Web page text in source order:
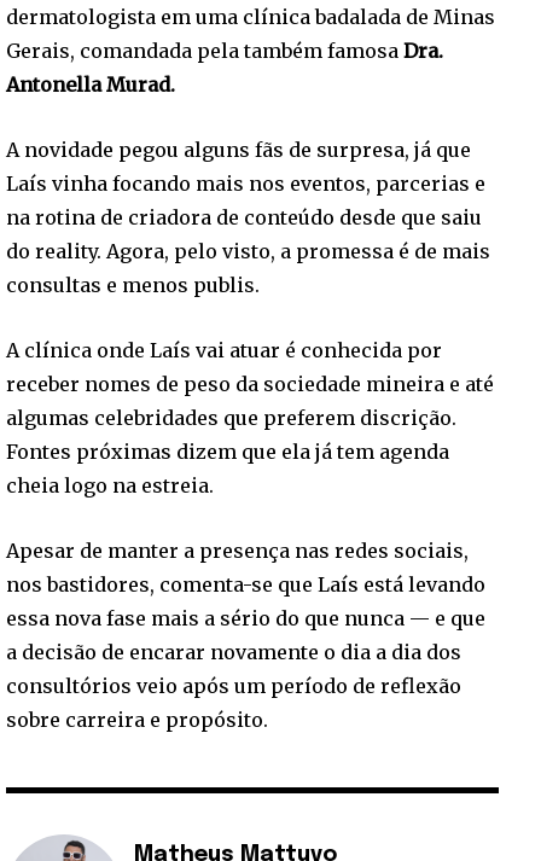
dermatologista em uma clínica badalada de Minas
Gerais, comandada pela também famosa Dra.
Antonella Murad.
A novidade pegou alguns fãs de surpresa, já que
Laís vinha focando mais nos eventos, parcerias e
na rotina de criadora de conteúdo desde que saiu
do reality. Agora, pelo visto, a promessa é de mais
consultas e menos publis.
A clínica onde Laís vai atuar é conhecida por
receber nomes de peso da sociedade mineira e até
algumas celebridades que preferem discrição.
Fontes próximas dizem que ela já tem agenda
cheia logo na estreia.
Apesar de manter a presença nas redes sociais,
nos bastidores, comenta-se que Laís está levando
essa nova fase mais a sério do que nunca — e que
a decisão de encarar novamente o dia a dia dos
consultórios veio após um período de reflexão
sobre carreira e propósito.
Matheus Mattuvo